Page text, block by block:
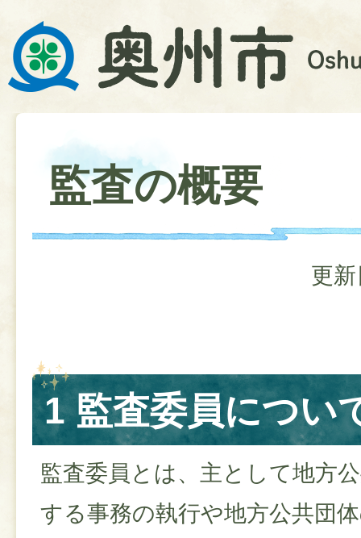
監査の概要
更
1 監査委員につい
監査委員とは、主として地方
する事務の執行や地方公共団